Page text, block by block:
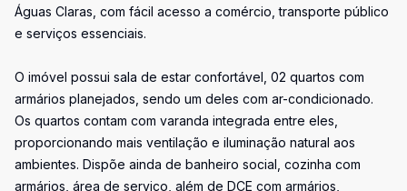
Águas Claras, com fácil acesso a comércio, transporte público
e serviços essenciais.
O imóvel possui sala de estar confortável, 02 quartos com
armários planejados, sendo um deles com ar-condicionado.
Os quartos contam com varanda integrada entre eles,
proporcionando mais ventilação e iluminação natural aos
ambientes. Dispõe ainda de banheiro social, cozinha com
armários, área de serviço, além de DCE com armários,